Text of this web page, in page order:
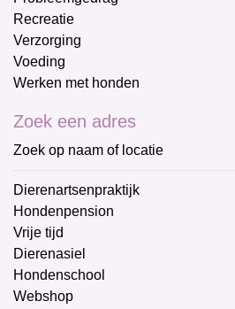
Recreatie
Verzorging
Voeding
Werken met honden
Zoek een adres
Zoek op naam of locatie
Dierenartsenpraktijk
Hondenpension
Vrije tijd
Dierenasiel
Hondenschool
Webshop